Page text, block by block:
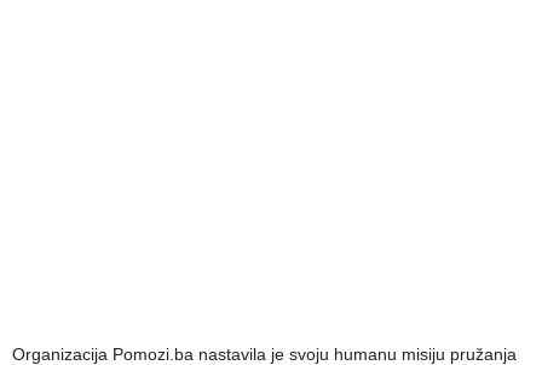
Organizacija Pomozi.ba nastavila je svoju humanu misiju pružanja